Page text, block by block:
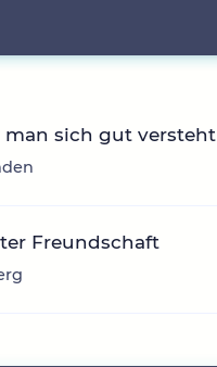
sich gut versteht
Freundschaft